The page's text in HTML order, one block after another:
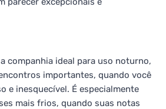
companhia ideal para uso noturno,
importantes, quando você
e inesquecível. É especialmente
mais frios, quando suas notas